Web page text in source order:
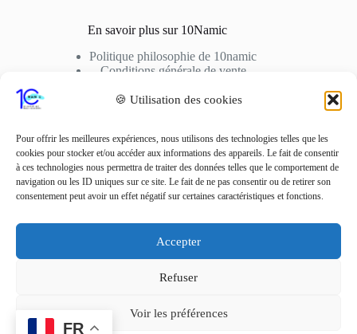
🍪 Utilisation des cookies
Pour offrir les meilleures expériences, nous utilisons des technologies telles que les
cookies pour stocker et/ou accéder aux informations des appareils. Le fait de consentir
à ces technologies nous permettra de traiter des données telles que le comportement de
navigation ou les ID uniques sur ce site. Le fait de ne pas consentir ou de retirer son
consentement peut avoir un effet négatif sur certaines caractéristiques et fonctions.
Accepter
Refuser
Voir les préférences
En savoir plus sur 10Namic
Politique philosophie de 10namic
Conditions générale de vente
Cookies
Nous Contactez
Adresse: 10fusio – 74500 PUBLIER
Contact: +33 6 01 62 51 02
contact10fusio@gmail.com
Réseaux sociaux
Copyright © 2022 -
FR